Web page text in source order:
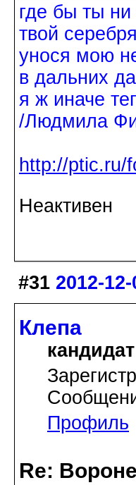
где бы ты
твой
унося мою
в дальних
я ж иначе
/Людмила
http://ptic.ru/
Неактивен
#31 2012-
Клепа
Профиль
Re: